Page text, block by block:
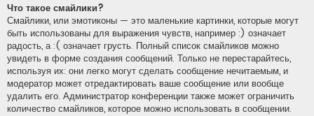
Что такое смайлики?
Смайлики, или эмотиконы — это маленькие картинки, которые могут
быть использованы для выражения чувств, например :) означает
радость, а :( означает грусть. Полный список смайликов можно
увидеть в форме создания сообщений. Только не перестарайтесь,
используя их: они легко могут сделать сообщение нечитаемым, и
модератор может отредактировать ваше сообщение или вообще
удалить его. Администратор конференции также может ограничить
количество смайликов, которое можно использовать в сообщении.